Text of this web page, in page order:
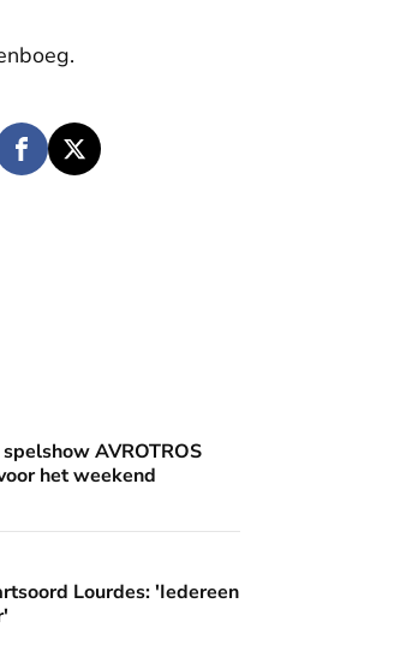
Triviant - en nog vier kijktips voor
AVROTROS
het weekend
'Iedereen die hier komt, voelt zich beter'
Lourdes: 'Iedereen